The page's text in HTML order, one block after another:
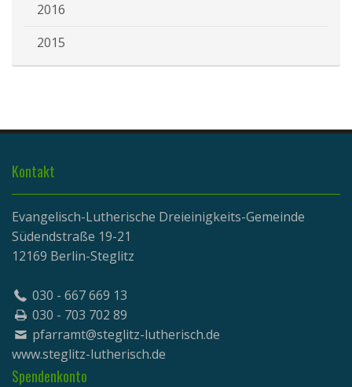
2016
2015
Kontakt
Evangelisch-Lutherische Dreieinigkeits-Gemeinde
Südendstraße 19-21
12169 Berlin-Steglitz
030 - 667 669 13
030 - 703 702 89
pfarramt@steglitz-lutherisch.de
www.steglitz-lutherisch.de
Spendenkonto